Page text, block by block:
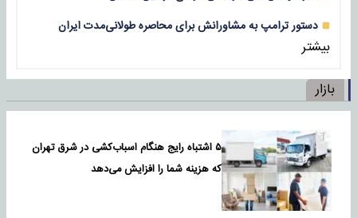
دستور ترامپ به مشاورانش برای محاصره طولانی‌مدت ایران
بیشتر
بازار
۵ اشتباه رایج هنگام اسباب‌کشی در شرق تهران
که هزینه شما را افزایش می‌دهد